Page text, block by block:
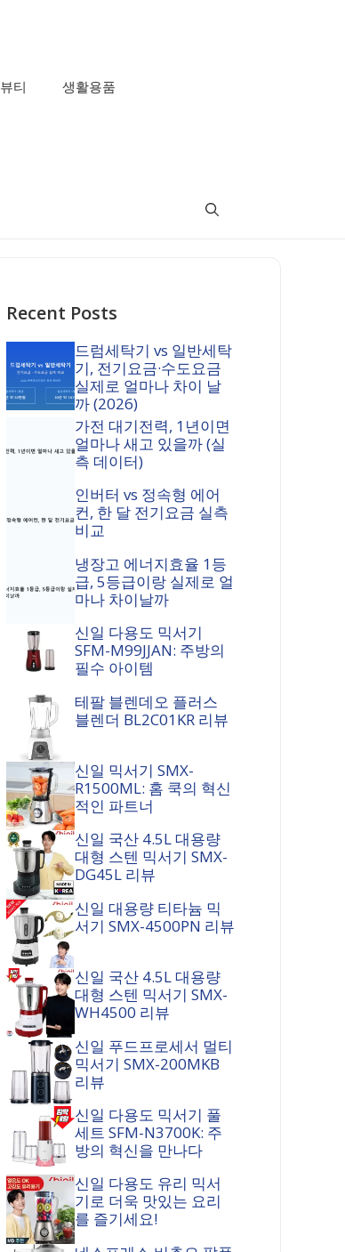
뷰티 생활용품
Recent Posts
드럼세탁기 vs 일반세탁
기, 전기요금·수도요금
실제로 얼마나 차이 날
까 (2026)
가전 대기전력, 1년이면
얼마나 새고 있을까 (실
측 데이터)
인버터 vs 정속형 에어
컨, 한 달 전기요금 실측
비교
냉장고 에너지효율 1등
급, 5등급이랑 실제로 얼
마나 차이날까
신일 다용도 믹서기
SFM-M99JJAN: 주방의
필수 아이템
테팔 블렌데오 플러스
블렌더 BL2C01KR 리뷰
신일 믹서기 SMX-
R1500ML: 홈 쿡의 혁신
적인 파트너
신일 국산 4.5L 대용량
대형 스텐 믹서기 SMX-
DG45L 리뷰
신일 대용량 티타늄 믹
서기 SMX-4500PN 리뷰
신일 국산 4.5L 대용량
대형 스텐 믹서기 SMX-
WH4500 리뷰
신일 푸드프로세서 멀티
믹서기 SMX-200MKB
리뷰
신일 다용도 믹서기 풀
세트 SFM-N3700K: 주
방의 혁신을 만나다
신일 다용도 유리 믹서
기로 더욱 맛있는 요리
를 즐기세요!